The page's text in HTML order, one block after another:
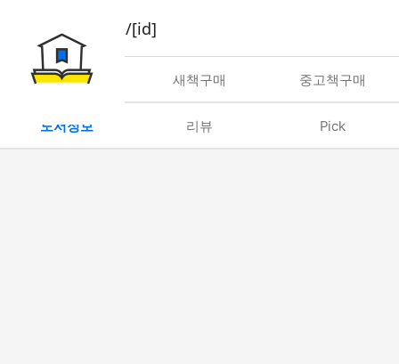
book/rent/[id]
대여 새책구매 중고책구매
도서정보 리뷰 Pick